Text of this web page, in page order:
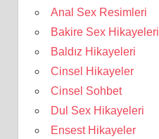
Anal Sex Resimleri
Bakire Sex Hikayeleri
Baldız Hikayeleri
Cinsel Hikayeler
Cinsel Sohbet
Dul Sex Hikayeleri
Ensest Hikayeler